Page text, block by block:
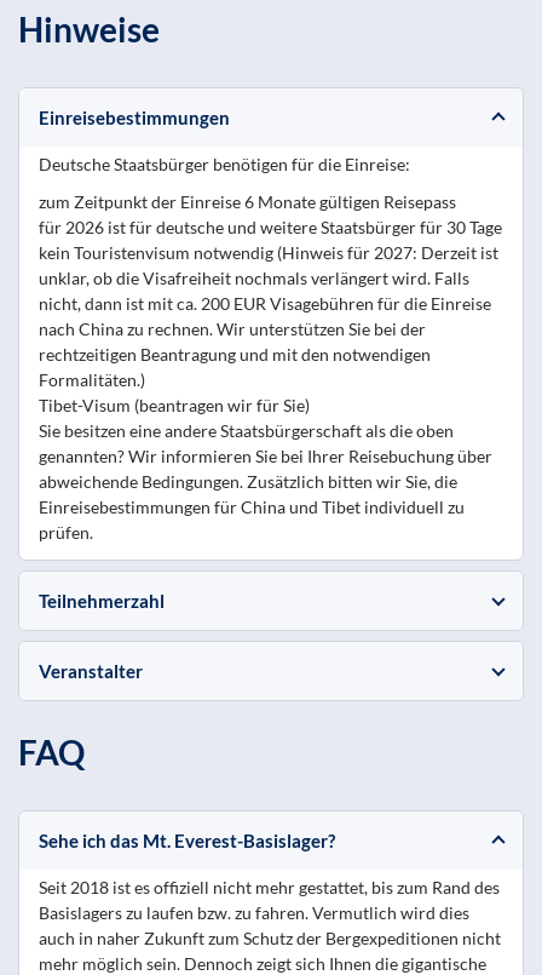
Hinweise
Einreisebestimmungen
Deutsche Staatsbürger benötigen für die Einreise:
zum Zeitpunkt der Einreise 6 Monate gültigen Reisepass
für 2026 ist für deutsche und weitere Staatsbürger für 30 Tage
kein Touristenvisum notwendig (Hinweis für 2027: Derzeit ist
unklar, ob die Visafreiheit nochmals verlängert wird. Falls
nicht, dann ist mit ca. 200 EUR Visagebühren für die Einreise
nach China zu rechnen. Wir unterstützen Sie bei der
rechtzeitigen Beantragung und mit den notwendigen
Formalitäten.)
Tibet-Visum (beantragen wir für Sie)
Sie besitzen eine andere Staatsbürgerschaft als die oben
genannten? Wir informieren Sie bei Ihrer Reisebuchung über
abweichende Bedingungen. Zusätzlich bitten wir Sie, die
Einreisebestimmungen für China und Tibet individuell zu
prüfen.
Teilnehmerzahl
Veranstalter
FAQ
Sehe ich das Mt. Everest-Basislager?
Seit 2018 ist es offiziell nicht mehr gestattet, bis zum Rand des
Basislagers zu laufen bzw. zu fahren. Vermutlich wird dies
auch in naher Zukunft zum Schutz der Bergexpeditionen nicht
mehr möglich sein. Dennoch zeigt sich Ihnen die gigantische